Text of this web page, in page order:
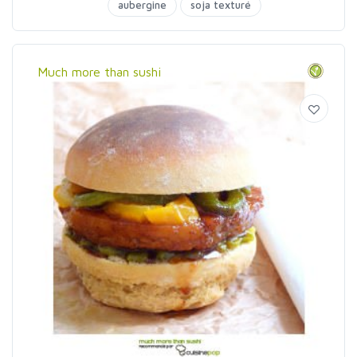
aubergine soja texturé
Much more than sushi